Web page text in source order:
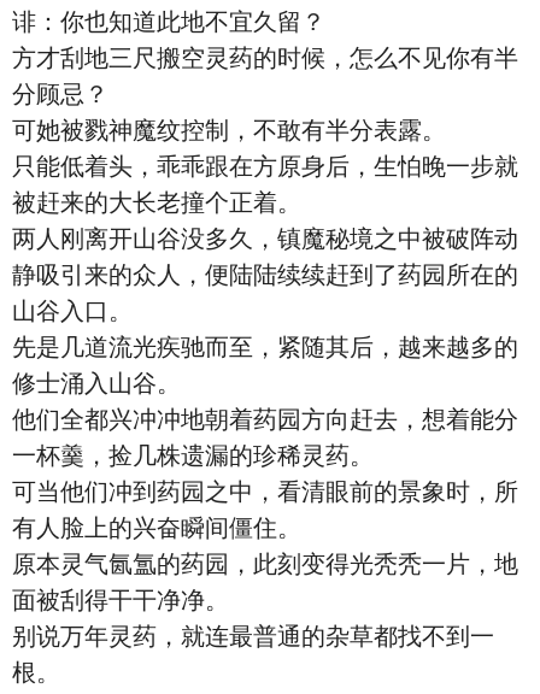
诽：你也知道此地不宜久留？
方才刮地三尺搬空灵药的时候，怎么不见你有半
分顾忌？
可她被戮神魔纹控制，不敢有半分表露。
只能低着头，乖乖跟在方原身后，生怕晚一步就
被赶来的大长老撞个正着。
两人刚离开山谷没多久，镇魔秘境之中被破阵动
静吸引来的众人，便陆陆续续赶到了药园所在的
山谷入口。
先是几道流光疾驰而至，紧随其后，越来越多的
修士涌入山谷。
他们全都兴冲冲地朝着药园方向赶去，想着能分
一杯羹，捡几株遗漏的珍稀灵药。
可当他们冲到药园之中，看清眼前的景象时，所
有人脸上的兴奋瞬间僵住。
原本灵气氤氲的药园，此刻变得光秃秃一片，地
面被刮得干干净净。
别说万年灵药，就连最普通的杂草都找不到一
根。